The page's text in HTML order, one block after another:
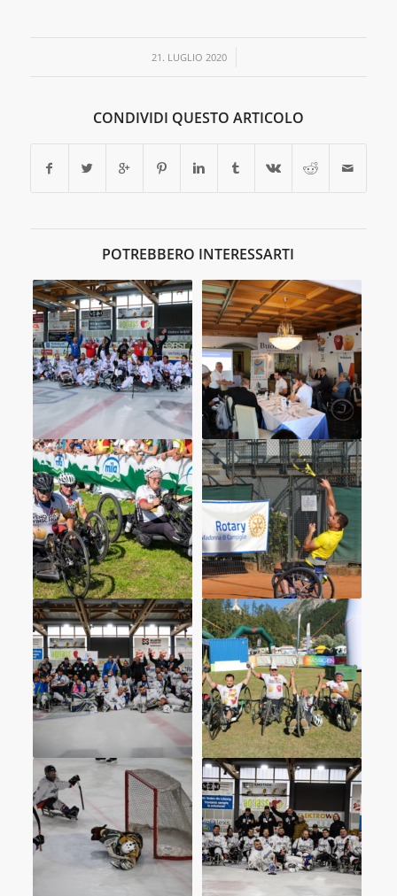
21. LUGLIO 2020
/
CONDIVIDI QUESTO ARTICOLO
POTREBBERO INTERESSARTI